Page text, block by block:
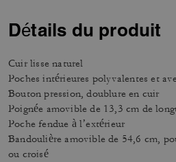
Détails du produit
Cuir lisse naturel
Poches intérieures polyvalentes et
Bouton pression, doublure en cuir
Poignée amovible de 13,3 cm de
Poche fendue à l’extérieur
Bandoulière amovible de 54,6 cm,
ou croisé